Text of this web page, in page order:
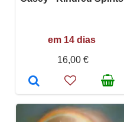
em 14 dias
16,00 €